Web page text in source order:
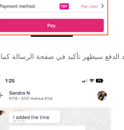
الدفع سيظهر تأكيد في صفحة الرسالة